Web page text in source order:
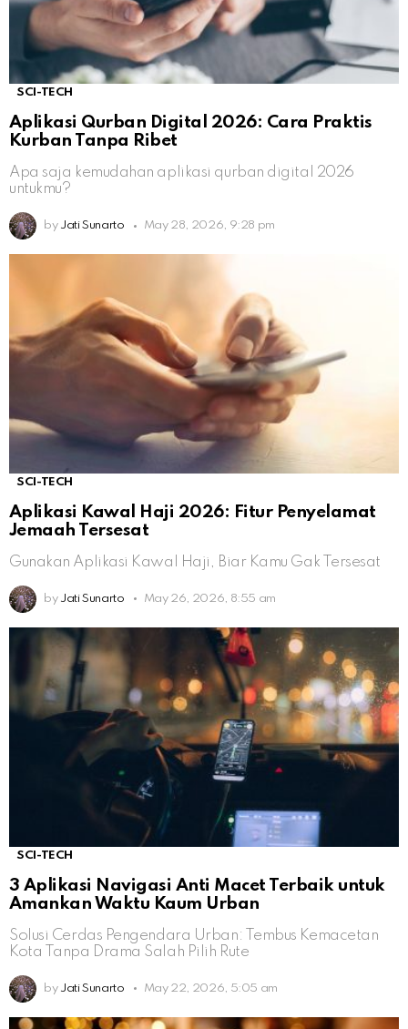
SCI-TECH
Aplikasi Qurban Digital 2026: Cara Praktis
Kurban Tanpa Ribet
Apa saja kemudahan aplikasi qurban digital 2026
untukmu?
by Jati Sunarto May 28, 2026, 9:28 pm
SCI-TECH
Aplikasi Kawal Haji 2026: Fitur Penyelamat
Jemaah Tersesat
Gunakan Aplikasi Kawal Haji, Biar Kamu Gak Tersesat
by Jati Sunarto May 26, 2026, 8:55 am
SCI-TECH
3 Aplikasi Navigasi Anti Macet Terbaik untuk
Amankan Waktu Kaum Urban
Solusi Cerdas Pengendara Urban: Tembus Kemacetan
Kota Tanpa Drama Salah Pilih Rute
by Jati Sunarto May 22, 2026, 5:05 am